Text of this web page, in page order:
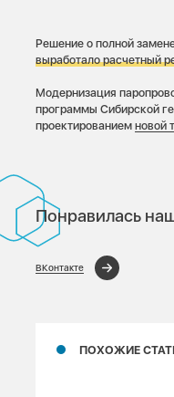
Решение о полной
выработало расчетный
Модернизация
программы Сибирской
проектированиемновой
Понравилась
ВКонтакте
ПОХОЖИЕ